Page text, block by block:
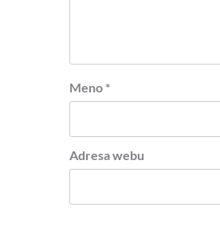
Meno *
Adresa webu